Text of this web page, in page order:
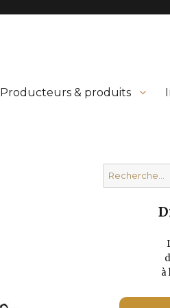
Producteurs & produits
Recherche
pour :
à